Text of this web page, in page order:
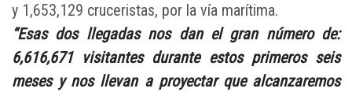
y 1,653,129 cruceristas, por la vía marítima.
“Esas dos llegadas nos dan el gran número de:
6,616,671 visitantes durante estos primeros seis
meses y nos llevan a proyectar que alcanzaremos